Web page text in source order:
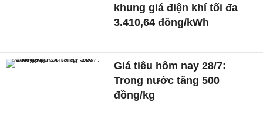
khung giá điện khí tối đa
3.410,64 đồng/kWh
Giá tiêu hôm nay 28/7:
Trong nước tăng 500
đồng/kg